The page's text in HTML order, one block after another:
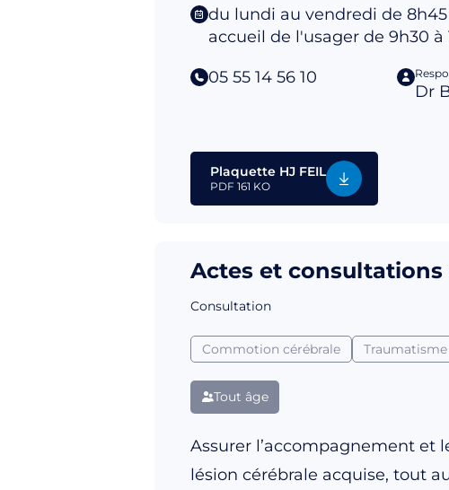
du lundi au vendredi de 8h45
accueil de l'usager de 9h30 à
05 55 14 56 10
Dr
Plaquette HJ FEIL
PDF 161 KO
Actes et consultations
Consultation
Commotion cérébrale
Tout âge
Assurer l’accompagnement et
lésion cérébrale acquise, tout